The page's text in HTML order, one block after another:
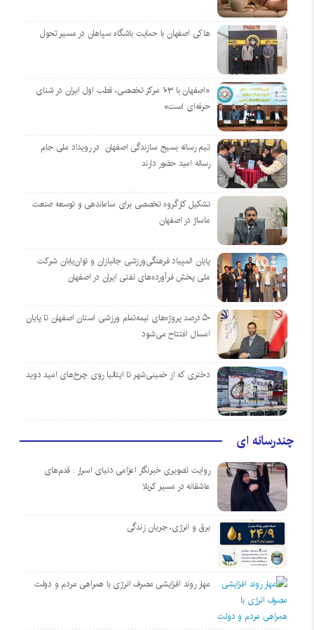
هاکی اصفهان با حمایت باشگاه سپاهان در مسیر تحول
«اصفهان با ۱۰۳ مرکز تخصصی، قطب اول ایران در شنای
حرفه‌ای است»
تیم رسانه بسیج سازندگی اصفهان در رویداد ملی جام
رسانه امید حضور دارند
تشکیل کارگروه تخصصی برای ساماندهی و توسعه صنعت
ماساژ در اصفهان
پایان المپیاد فرهنگی‌ورزشی جانبازان و توان‌یابان شرکت
ملی پخش فرآورده‌های نفتی ایران در اصفهان
۵۰ درصد پروژه‌های نیمه‌تمام ورزشی استان اصفهان تا پایان
امسال افتتاح می‌شود
دختری که از خمینی‌شهر تا ایتالیا روی چرخ‌های امید دوید
چندرسانه ای
روایت تصویری خبرنگار اعزامی دنیای اسرار : قدم‌های
عاشقانه در مسیر کربلا
برق و انرژی، جریان زندگی
مهار روند افزایشی مصرف انرژی با همراهی مردم و دولت